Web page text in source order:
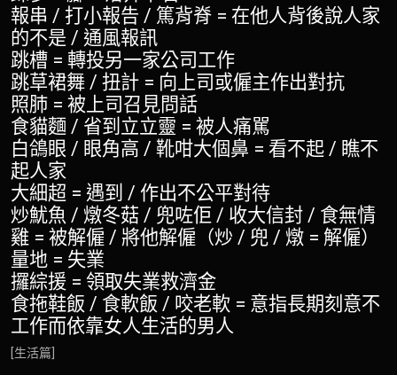
報串 / 打小報告 / 篤背脊 = 在他人背後說人家
的不是 / 通風報訊
跳槽 = 轉投另一家公司工作
跳草裙舞 / 扭計 = 向上司或僱主作出對抗
照肺 = 被上司召見問話
食貓麵 / 省到立立靈 = 被人痛駡
白鴿眼 / 眼角高 / 靴咁大個鼻 = 看不起 / 瞧不
起人家
大細超 = 遇到 / 作出不公平對待
炒魷魚 / 燉冬菇 / 兜咗佢 / 收大信封 / 食無情
雞 = 被解僱 / 將他解僱（炒 / 兜 / 燉 = 解僱）
量地 = 失業
攞綜援 = 領取失業救濟金
食拖鞋飯 / 食軟飯 / 咬老軟 = 意指長期刻意不
工作而依靠女人生活的男人
[生活篇]